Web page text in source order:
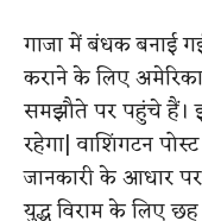
गाजा में बंधक बनाई
कराने के लिए
समझौते पर पहुंचे हैं।
रहेगा|​वाशिंगटन
जानकारी के आधार
युद्ध विराम के लिए